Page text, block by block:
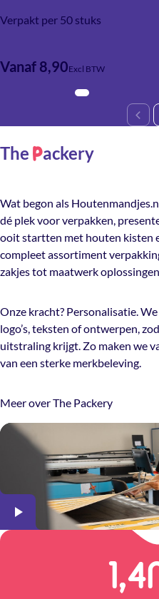
Verpakt per 50 stuks
Vanaf 8,90Excl BTW
The Packery
Wat begon als
dé plek voor verpakken,
ooit startten met houten kisten
compleet assortiment
zakjes tot maatwerk
Onze kracht? Personalisatie.
logo’s, teksten of ontwerpen,
uitstraling krijgt. Zo maken we
van een sterke merkbeleving.
Meer over The Packery
1,5